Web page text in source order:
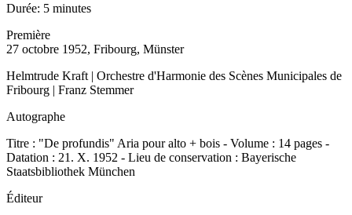
Durée: 5 minutes
Première
27 octobre 1952, Fribourg, Münster
Helmtrude Kraft | Orchestre d'Harmonie des Scènes Municipales de
Fribourg | Franz Stemmer
Autographe
Titre : "De profundis" Aria pour alto + bois - Volume : 14 pages -
Datation : 21. X. 1952 - Lieu de conservation : Bayerische
Staatsbibliothek München
Éditeur